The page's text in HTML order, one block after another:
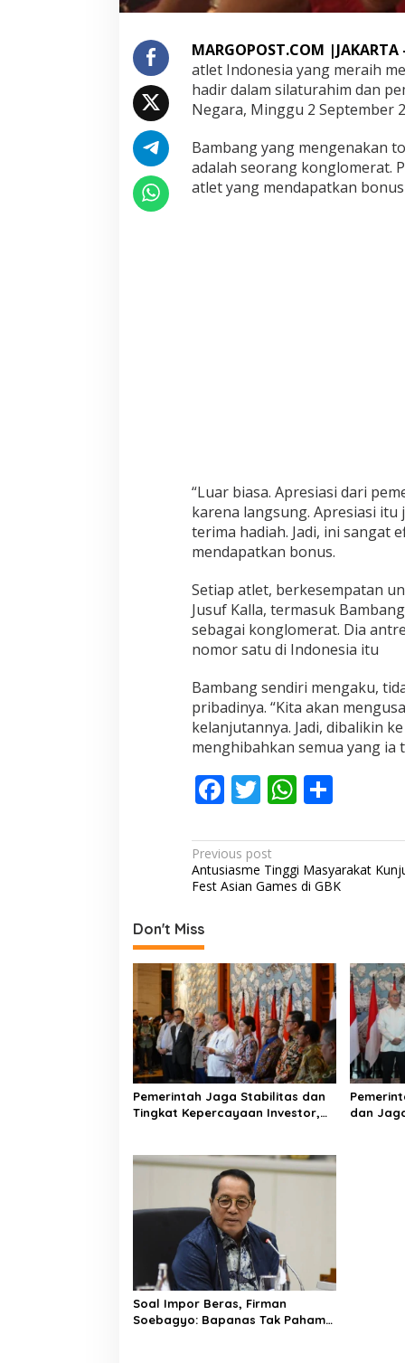
a
a
J
o
k
o
i
B
e
r
MARGOPOST.COM |JAKARTA
atlet Indonesia yang meraih
hadir dalam silaturahim dan
Negara, Minggu 2 September
Bambang yang mengenakan
adalah seorang konglomerat.
atlet yang mendapatkan
“Luar biasa. Apresiasi dari
karena langsung. Apresiasi
terima hadiah. Jadi, ini sangat
mendapatkan bonus.
Setiap atlet, berkesempatan
Jusuf Kalla, termasuk
sebagai konglomerat. Dia
nomor satu di Indonesia itu
Bambang sendiri mengaku,
pribadinya. “Kita akan
kelanjutannya. Jadi, dibalikin
menghibahkan semua yang
F
e
b
k
T
itt
er
W
at
s
p
S
ar
e
P
o
t
n
a
v
i
g
a
t
o
Previous post
Antusiasme Tinggi Masyarakat
Fest Asian Games di GBK
Don't Miss
Pemerintah Jaga Stabilitas dan
Tingkat Kepercayaan Investor,
dan
Soal Impor Beras, Firman
Soebagyo: Bapanas Tak Paham